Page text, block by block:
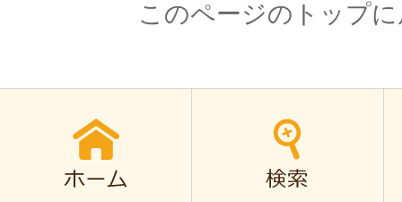
このページのトップ